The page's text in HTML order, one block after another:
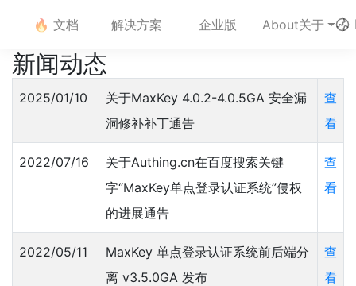
🔥 文档 解决方案 企业版 About关于
新闻动态
2025/01/10
关于MaxKey 4.0.2-4.0.5GA 安全漏
洞修补补丁通告
查
看
2022/07/16
关于Authing.cn在百度搜索关键
字“MaxKey单点登录认证系统”侵权
的进展通告
查
看
2022/05/11
MaxKey 单点登录认证系统前后端分
离 v3.5.0GA 发布
查
看